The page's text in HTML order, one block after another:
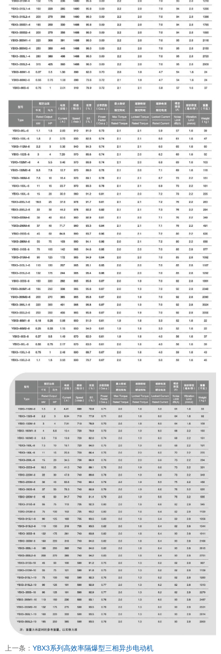
上一条： YBX3系列高效率隔爆型三相异步电动机